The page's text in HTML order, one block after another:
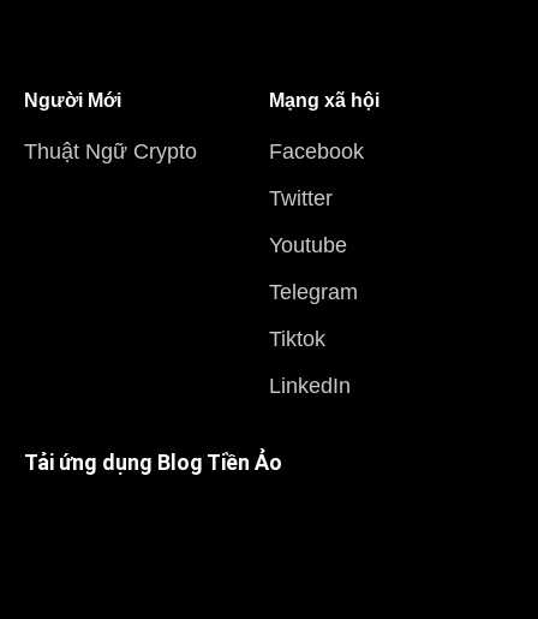
Người Mới
Thuật Ngữ Crypto
Mạng xã hội
Facebook
Twitter
Youtube
Telegram
Tiktok
LinkedIn
Tải ứng dụng Blog Tiền Ảo